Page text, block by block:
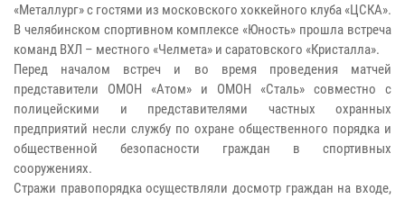
«Металлург» с гостями из московского хоккейного клуба «ЦСКА».
В челябинском спортивном комплексе «Юность» прошла встреча
команд ВХЛ – местного «Челмета» и саратовского «Кристалла».
Перед началом встреч и во время проведения матчей
представители ОМОН «Атом» и ОМОН «Сталь» совместно с
полицейскими и представителями частных охранных
предприятий несли службу по охране общественного порядка и
общественной безопасности граждан в спортивных
сооружениях.
Стражи правопорядка осуществляли досмотр граждан на входе,